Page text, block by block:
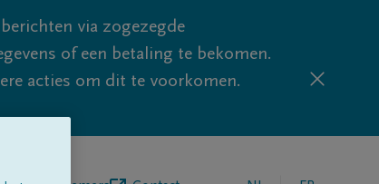
via zogezegde
of een betaling te bekomen.
acties om dit te voorkomen.